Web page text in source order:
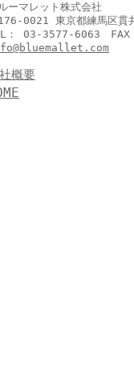
ーマレット株式会社
0021 東京都練馬区貫
： 03-3577-6063
概要